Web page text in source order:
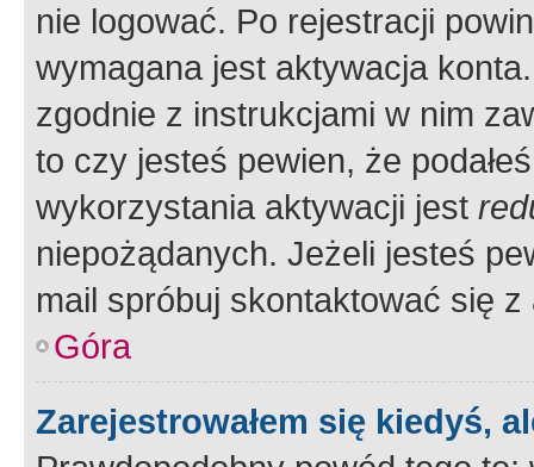
nie logować. Po rejestracji
wymagana jest aktywacja
zgodnie z instrukcjami w nim
to czy jesteś pewien, że
wykorzystania aktywacji jest
niepożądanych. Jeżeli jesteś
mail spróbuj skontaktować się
Góra
Zarejestrowałem się kiedyś,